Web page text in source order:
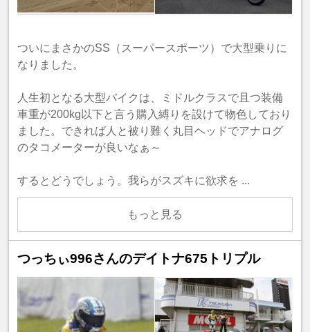
ついにまさかのSS（スーパースポーツ）で大型乗りに
なりました。
人生初となる大型バイクは、ミドルクラスで且つ装備
車重が200kg以下と言う購入縛りを設けて物色しており
ました。できれば人と被り難く丸目ヘッドでアナログ
のタコメーターが良いなぁ～
するとどうでしょう。我らがスズキに欲求を ...
もっと見る
つっちぃ996さんのデイトナ675トリプル